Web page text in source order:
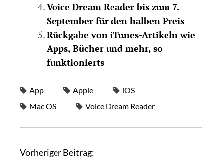
Voice Dream Reader bis zum 7.
September für den halben Preis
Rückgabe von iTunes-Artikeln wie
Apps, Bücher und mehr, so
funktionierts
App Apple
iOS
Mac OS
Voice Dream Reader
Vorheriger Beitrag: